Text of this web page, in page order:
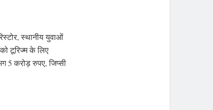
स्थानीय युवाओं
टूरिज्म के लिए
5 करोड़ रुपए, जिप्सी